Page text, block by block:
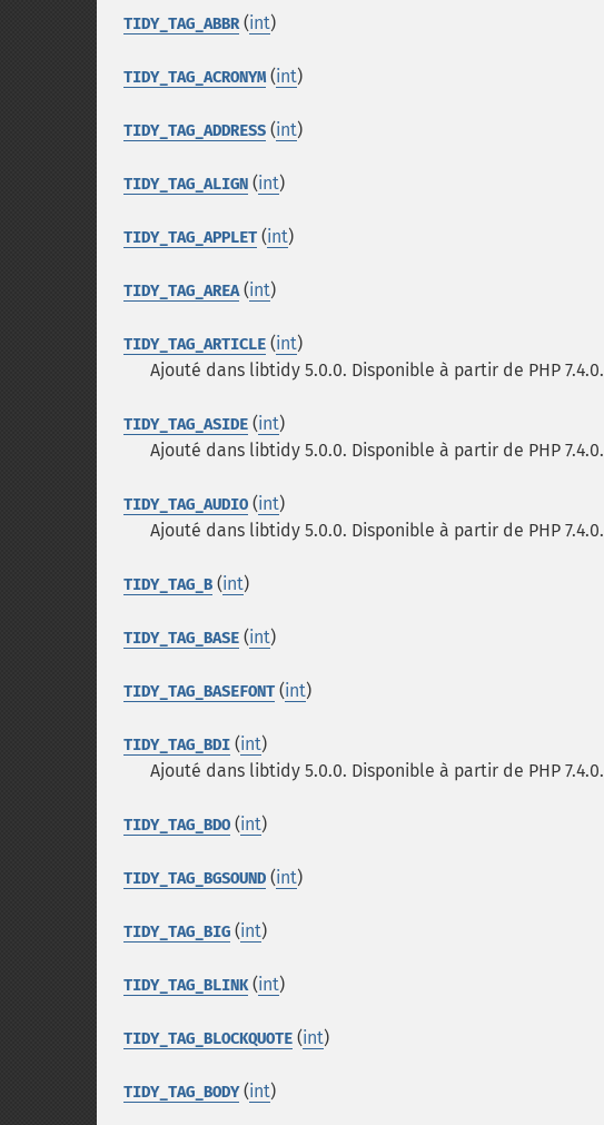
TIDY_TAG_ABBR(int)
TIDY_TAG_ACRONYM(int)
TIDY_TAG_ADDRESS (int)
TIDY_TAG_ALIGN (int)
TIDY_TAG_APPLET (int)
TIDY_TAG_AREA(int)
TIDY_TAG_ARTICLE (int)
Ajouté dans libtidy 5.0.0. Disponible à partir de PHP 7.4.0.
TIDY_TAG_ASIDE (int)
Ajouté dans libtidy 5.0.0. Disponible à partir de PHP 7.4.0.
TIDY_TAG_AUDIO (int)
Ajouté dans libtidy 5.0.0. Disponible à partir de PHP 7.4.0.
TIDY_TAG_B (int)
TIDY_TAG_BASE (int)
TIDY_TAG_BASEFONT (int)
TIDY_TAG_BDI (int)
Ajouté dans libtidy 5.0.0. Disponible à partir de PHP 7.4.0.
TIDY_TAG_BDO (int)
TIDY_TAG_BGSOUND (int)
TIDY_TAG_BIG (int)
TIDY_TAG_BLINK(int)
TIDY_TAG_BLOCKQUOTE (int)
TIDY_TAG_BODY(int)